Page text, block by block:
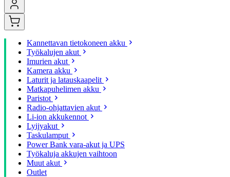
Kannettavan tietokoneen akku
Työkalujen akut
Imurien akut
Kamera akku
Laturit ja latauskaapelit
Matkapuhelimen akku
Paristot
Radio-ohjattavien akut
Li-ion akkukennot
Lyijyakut
Taskulamput
Power Bank vara-akut ja UPS
Työkaluja akkujen vaihtoon
Muut akut
Outlet